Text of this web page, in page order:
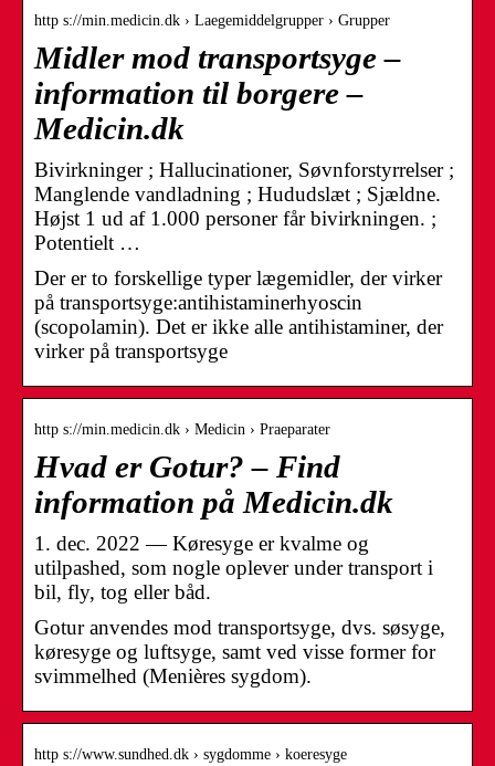
http s://min.medicin.dk › Laegemiddelgrupper › Grupper
Midler mod transportsyge –
information til borgere –
Medicin.dk
Bivirkninger ; Hallucinationer, Søvnforstyrrelser ;
Manglende vandladning ; Hududslæt ; Sjældne.
Højst 1 ud af 1.000 personer får bivirkningen. ;
Potentielt …
Der er to forskellige typer lægemidler, der virker
på transportsyge:antihistaminerhyoscin
(scopolamin). Det er ikke alle antihistaminer, der
virker på transportsyge
http s://min.medicin.dk › Medicin › Praeparater
Hvad er Gotur? – Find
information på Medicin.dk
1. dec. 2022 — Køresyge er kvalme og
utilpashed, som nogle oplever under transport i
bil, fly, tog eller båd.
Gotur anvendes mod transportsyge, dvs. søsyge,
køresyge og luftsyge, samt ved visse former for
svimmelhed (Menières sygdom).
http s://www.sundhed.dk › sygdomme › koeresyge